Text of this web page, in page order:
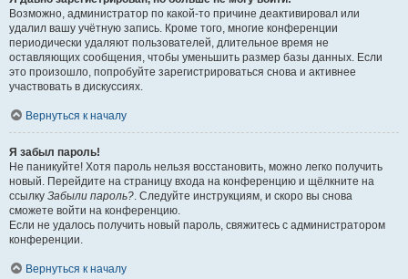
Возможно, администратор по какой-то причине деактивировал или
удалил вашу учётную запись. Кроме того, многие конференции
периодически удаляют пользователей, длительное время не
оставляющих сообщения, чтобы уменьшить размер базы данных. Если
это произошло, попробуйте зарегистрироваться снова и активнее
участвовать в дискуссиях.
Вернуться к началу
Я забыл пароль!
Не паникуйте! Хотя пароль нельзя восстановить, можно легко получить
новый. Перейдите на страницу входа на конференцию и щёлкните на
ссылку Забыли пароль?. Следуйте инструкциям, и скоро вы снова
сможете войти на конференцию.
Если не удалось получить новый пароль, свяжитесь с администратором
конференции.
Вернуться к началу